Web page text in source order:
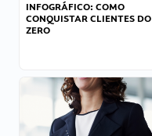
INFOGRÁFICO: COMO
CONQUISTAR CLIENTES DO
ZERO